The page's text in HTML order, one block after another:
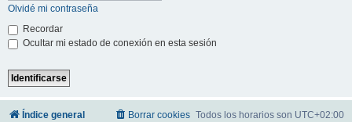
Olvidé mi contraseña
Recordar
Ocultar mi estado de conexión en esta sesión
Índice general Todos los horarios son UTC+02:00
Borrar cookies